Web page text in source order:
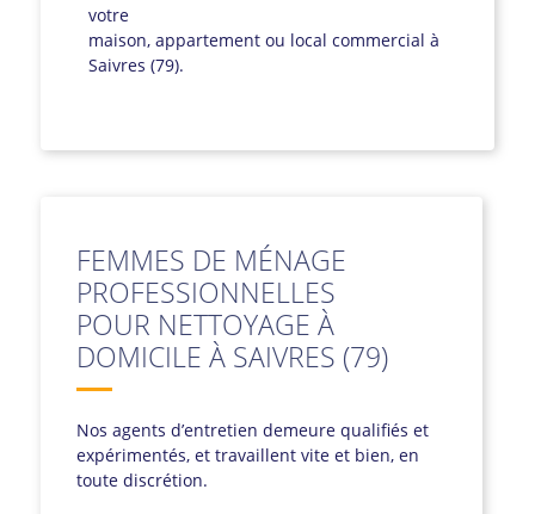
votre
maison, appartement ou local commercial à
Saivres (79).
FEMMES DE MÉNAGE
PROFESSIONNELLES
POUR NETTOYAGE À
DOMICILE À SAIVRES (79)
Nos agents d’entretien demeure qualifiés et
expérimentés, et travaillent vite et bien, en
toute discrétion.